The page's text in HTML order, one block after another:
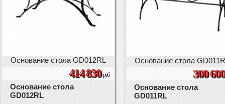
Основание стола GD012RL
414 830руб
Основание стола
GD012RL
Основание стола
300
Основание стола
GD011RL